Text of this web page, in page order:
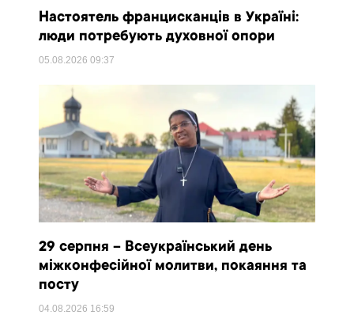
Настоятель францисканців в Україні:
люди потребують духовної опори
05.08.202609:37
29 серпня – Всеукраїнський день
міжконфесійної молитви, покаяння та
посту
04.08.2026 16:59